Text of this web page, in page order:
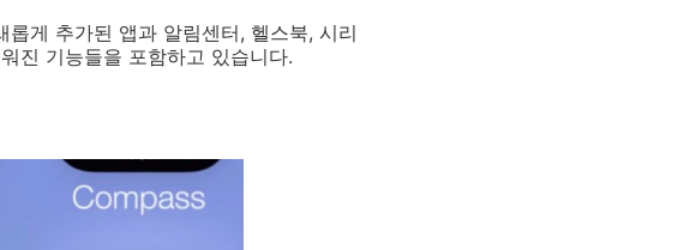
게 추가된 앱과 알림센터, 헬스북, 시리
진 기능들을 포함하고 있습니다.